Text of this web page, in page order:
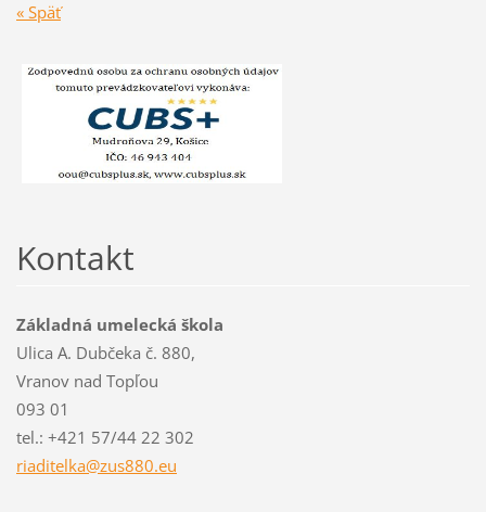
« Späť
Kontakt
Základná umelecká škola
Ulica A. Dubčeka č. 880,
Vranov nad Topľou
093 01
tel.: +421 57/44 22 302
riaditelka@zus880.eu